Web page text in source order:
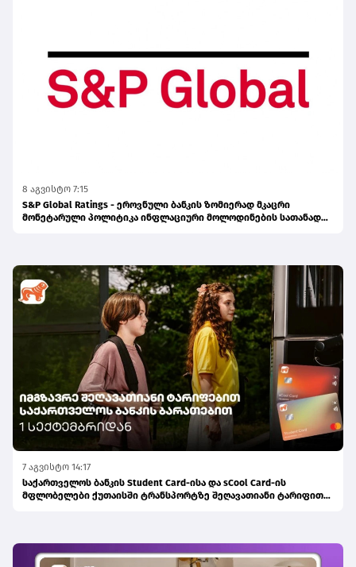
8 აგვისტო 7:15
S&P Global Ratings - ეროვნული ბანკის ზომიერად მკაცრი
მონეტარული პოლიტიკა ინფლაციური მოლოდინების სათანადო
7 აგვისტო 14:17
საქართველოს ბანკის Student Card-ისა და sCool Card-ის
მფლობელები ქუთაისში ტრანსპორტზე შეღავათიანი ტარიფით